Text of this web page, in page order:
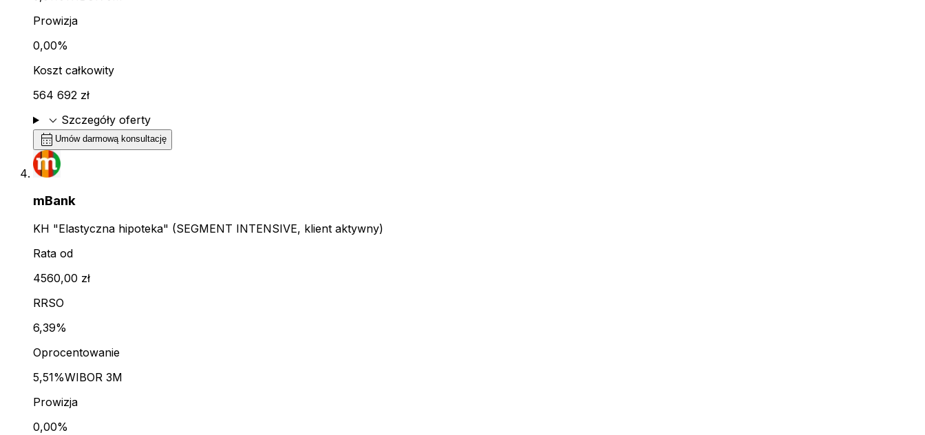
Prowizja
0,00%
Koszt całkowity
564 692 zł
expand_more Szczegóły oferty
calendar_month Umów darmową konsultację
mBank
KH "Elastyczna hipoteka" (SEGMENT INTENSIVE, klient aktywny)
Rata od
4560,00 zł
RRSO
6,39%
Oprocentowanie
5,51%WIBOR 3M
Prowizja
0,00%